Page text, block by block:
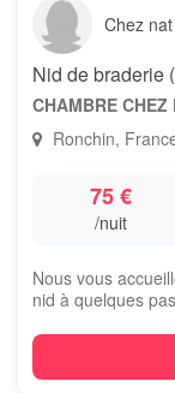
Chez nat
Nid de braderie
CHAMBRE
Ronchin,
75 €
/nuit
Nous vous
nid à quelques